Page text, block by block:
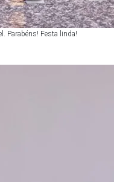
Parabéns! Festa linda!